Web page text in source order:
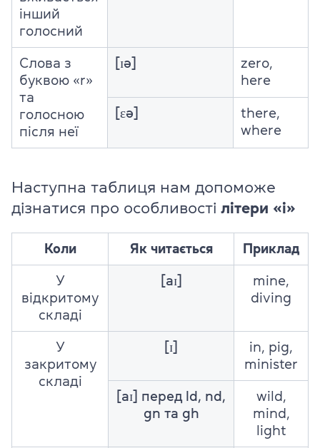
інший
голосний
Слова з
буквою «r»
та
голосною
після неї
[ɪə]
zero,
here
[ɛə]
there,
where
Наступна таблиця нам допоможе
дізнатися про особливості літери «i»
Коли Як читається Приклад
У
відкритому
складі
[aɪ]
mine,
diving
У
закритому
складі
[ɪ]
in, pig,
minister
[aɪ] перед ld, nd,
gn та gh
wild,
mind,
light